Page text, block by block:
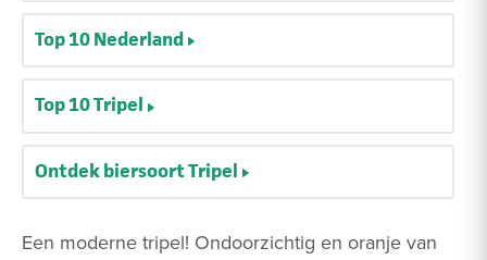
Een moderne tripel! Ondoorzichtig en oranje van
Top 10 Nederland
Top 10 Tripel
Ontdek biersoort Tripel